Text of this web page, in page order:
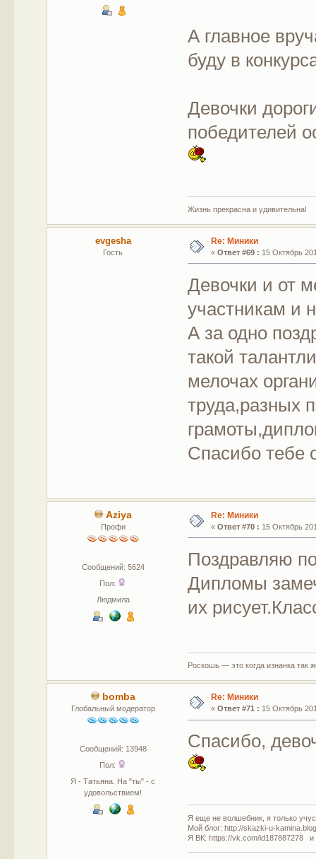
А главное
буду в
Девочки
победителей
Жизнь прекрасна и удивительна!
evgesha
Гость
Re: Миники
« Ответ #69 : 15 Октябрь
Девочки и от
участникам и
А за одно
такой
мелочах
труда,разных
Спасибо тебе
Aziya
Профи
Сообщений: 5624
Пол:
Людмила
Re: Миники
« Ответ #70 : 15 Октябрь
Поздравляю
Дипломы
их
Роскошь — это когда изнанка
bomba
Глобальный модератор
Сообщений: 13948
Пол:
Я - Татьяна. На "ты" - с
удовольствием!
Re: Миники
« Ответ #71 : 15 Октябрь
Спасибо,
Я еще не волшебник, я только
Мой блог: http://skazki-u-
Я ВК: https://vk.com/id187887278 и